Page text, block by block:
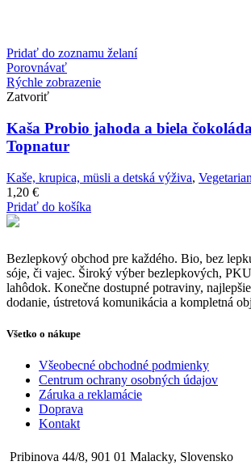
Pridať do zoznamu želaní
Porovnávať
Rýchle zobrazenie
Zatvoriť
Kaša Probio jahoda a biela
Topnatur
Kaše, krupica, müsli a detská výživa,
1,20 €
Pridať do košíka
Bezlepkový obchod pre každého. Bio, bez
sóje, či vajec. Široký výber bezlepkových,
lahôdok. Konečne dostupné potraviny,
dodanie, ústretová komunikácia a kompletná
Všetko o nákupe
Všeobecné obchodné podmienky
Centrum ochrany osobných údajov
Záruka a reklamácie
Doprava
Kontakt
Pribinova 44/8, 901 01 Malacky, Slovensko